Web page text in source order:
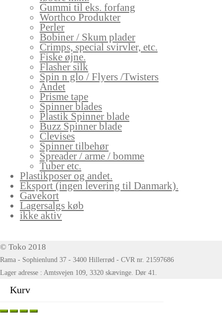
Gummi til eks. forfang
Worthco Produkter
Perler
Bobiner / Skum plader
Crimps, special svirvler, etc.
Fiske øjne.
Flasher silk
Spin n glo / Flyers /Twisters
Andet
Prisme tape
Spinner blades
Plastik Spinner blade
Buzz Spinner blade
Clevises
Spinner tilbehør
Spreader / arme / bomme
Tuber etc.
Plastikposer og andet.
Eksport (ingen levering til Danmark).
Gavekort
Lagersalgs køb
ikke aktiv
© Toko 2018
Rama - Sophienlund 37 - 3400 Hillerrød - CVR nr. 21597686
Lager adresse : Amtsvejen 109, 3320 skævinge. Dør 41.
Kurv